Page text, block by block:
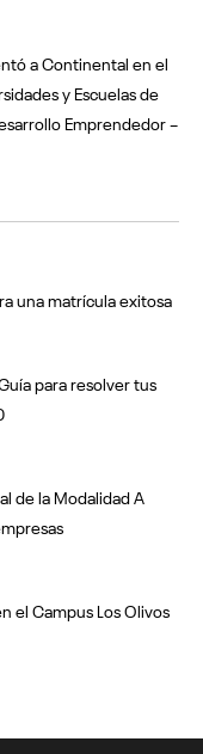
a Continental en el
y Escuelas de
Emprendedor –
una matrícula exitosa
para resolver tus
de la Modalidad A
el Campus Los Olivos